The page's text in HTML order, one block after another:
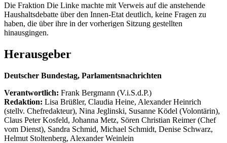
Die Fraktion Die Linke machte mit Verweis auf die anstehende
Haushaltsdebatte über den Innen-Etat deutlich, keine Fragen zu
haben, die über ihre in der vorherigen Sitzung gestellten
hinausgingen.
Herausgeber
Deutscher Bundestag, Parlamentsnachrichten
Verantwortlich: Frank Bergmann (V.i.S.d.P.)
Redaktion: Lisa Brüßler, Claudia Heine, Alexander Heinrich
(stellv. Chefredakteur), Nina Jeglinski, Susanne Ködel (Volontärin),
Claus Peter Kosfeld, Johanna Metz, Sören Christian Reimer (Chef
vom Dienst), Sandra Schmid, Michael Schmidt, Denise Schwarz,
Helmut Stoltenberg, Alexander Weinlein